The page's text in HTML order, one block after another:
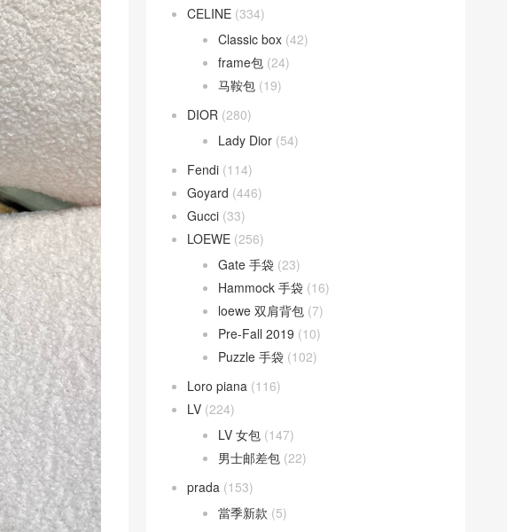
CELINE (334)
Classic box (42)
frame包 (24)
马鞍包 (19)
DIOR (280)
Lady Dior (54)
Fendi (114)
Goyard (446)
Gucci (33)
LOEWE (256)
Gate 手袋 (23)
Hammock 手袋 (16)
loewe 双肩背包 (7)
Pre-Fall 2019 (10)
Puzzle 手袋 (102)
Loro piana (116)
LV (224)
LV 女包 (147)
男士邮差包 (22)
prada (153)
當季新款 (5)